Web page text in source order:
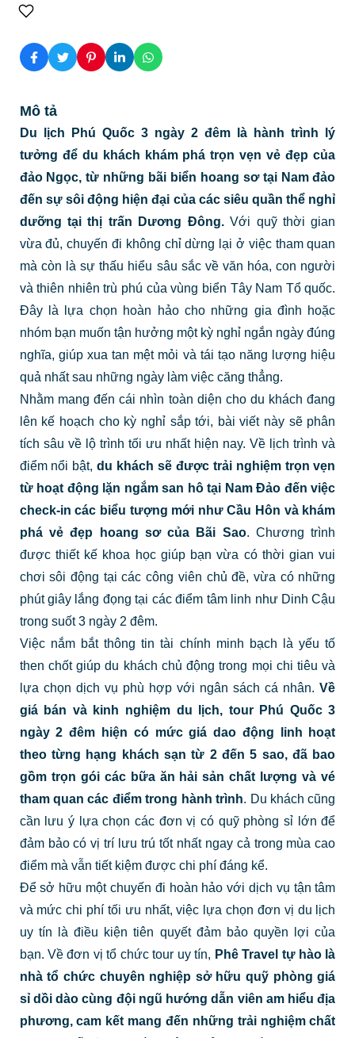
Mô tả
Du lịch Phú Quốc 3 ngày 2 đêm là
hành trình lý
tưởng để du khách khám phá trọn vẹn vẻ đẹp của
đảo Ngọc, từ những bãi biển hoang sơ tại Nam đảo
đến sự sôi động hiện đại của các siêu quần thể nghỉ
dưỡng tại thị trấn Dương Đông.Với quỹ thời gian
vừa đủ, chuyến đi không chỉ dừng lại ở việc tham quan
mà còn là sự thấu hiểu sâu sắc về văn hóa, con người
và thiên nhiên trù phú của vùng biển Tây Nam Tổ quốc.
Đây là lựa chọn hoàn hảo cho những gia đình hoặc
nhóm bạn muốn tận hưởng một kỳ nghỉ ngắn ngày đúng
nghĩa, giúp xua tan mệt mỏi và tái tạo năng lượng hiệu
quả nhất sau những ngày làm việc căng thẳng.
Nhằm mang đến cái nhìn toàn diện cho du khách đang
lên kế hoạch cho kỳ nghỉ sắp tới, bài viết này sẽ phân
tích sâu về lộ trình tối ưu nhất hiện nay. Về lịch trình và
điểm nổi bật,du khách sẽ được trải nghiệm trọn vẹn
từ hoạt động lặn ngắm san hô tại Nam Đảo đến việc
check-in các biểu tượng mới như Cầu Hôn và khám
phá vẻ đẹp hoang sơ của Bãi Sao. Chương trình
được thiết kế khoa học giúp bạn vừa có thời gian vui
chơi sôi động tại các công viên chủ đề, vừa có những
phút giây lắng đọng tại các điểm tâm linh như Dinh Cậu
trong suốt 3 ngày 2 đêm.
Việc nắm bắt thông tin tài chính minh bạch là yếu tố
then chốt giúp du khách chủ động trong mọi chi tiêu và
lựa chọn dịch vụ phù hợp với ngân sách cá nhân. Về
giá bán và kinh nghiệm du lịch, tour Phú Quốc 3
ngày 2 đêm hiện có mức giá dao động linh hoạt
theo từng hạng khách sạn từ 2 đến 5 sao, đã bao
gồm trọn gói các bữa ăn hải sản chất lượng và vé
tham quan các điểm trong hành trình. Du khách cũng
cần lưu ý lựa chọn các đơn vị có quỹ phòng sỉ lớn để
đảm bảo có vị trí lưu trú tốt nhất ngay cả trong mùa cao
điểm mà vẫn tiết kiệm được chi phí đáng kể.
Để sở hữu một chuyến đi hoàn hảo với dịch vụ tận tâm
và mức chi phí tối ưu nhất, việc lựa chọn đơn vị du lịch
uy tín là điều kiện tiên quyết đảm bảo quyền lợi của
bạn. Về đơn vị tổ chức tour uy tín, Phê Travel tự hào là
nhà tổ chức chuyên nghiệp sở hữu quỹ phòng giá
sỉ dồi dào cùng đội ngũ hướng dẫn viên am hiểu địa
phương, cam kết mang đến những trải nghiệm chất